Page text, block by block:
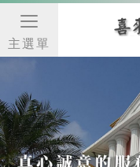
主選單